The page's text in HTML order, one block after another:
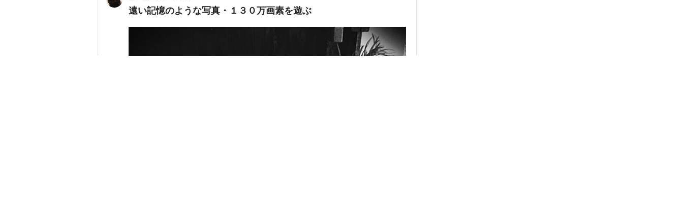
遠い記憶のような写真・１３０万画素を遊ぶ